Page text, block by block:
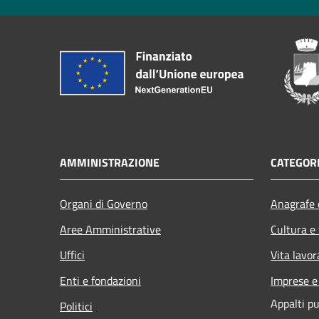
AMMINISTRAZIONE
Organi di Governo
Aree Amministrative
Uffici
Enti e fondazioni
Politici
Cultura
Vita
Imprese
Appalti